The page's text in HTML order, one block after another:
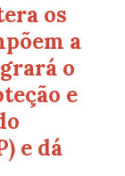
os
a
o
e
e dá